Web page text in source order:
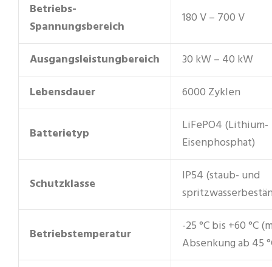
Betriebs-
Spannungsbereich
180 V – 700 V
Ausgangsleistungbereich
30 kW – 40 kW
Lebensdauer
6000 Zyklen
Batterietyp
LiFePO4 (Lithium-
Eisenphosphat)
Schutzklasse
IP54 (staub- und
Betriebstemperatur
-25 °C bis +60 °C
Absenkung ab 45